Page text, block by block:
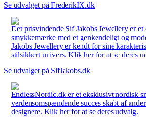
Se udvalget på FrederikIX.dk
Det prisvindende Sif Jakobs Jewellery er et
smykkemærke med et genkendeligt og
Jakobs Jewellery er kendt for sine
stilsikkert univers. Klik her for at se deres
Se udvalget på SifJakobs.dk
EndlessNordic.dk er et eksklusivt nordisk
verdensomspændende succes skabt af
designere. Klik her for at se deres udvalg.